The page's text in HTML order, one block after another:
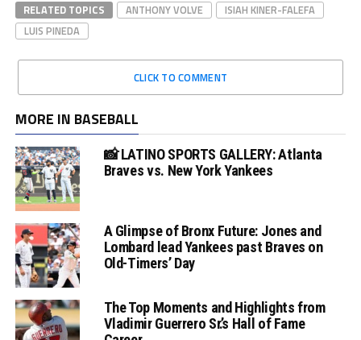
RELATED TOPICS ANTHONY VOLVE
ISIAH KINER-FALEFA
LUIS PINEDA
CLICK TO COMMENT
MORE IN BASEBALL
📸 LATINO SPORTS GALLERY: Atlanta
Braves vs. New York Yankees
A Glimpse of Bronx Future: Jones and
Lombard lead Yankees past Braves on
Old-Timers’ Day
The Top Moments and Highlights from
Vladimir Guerrero Sr.’s Hall of Fame